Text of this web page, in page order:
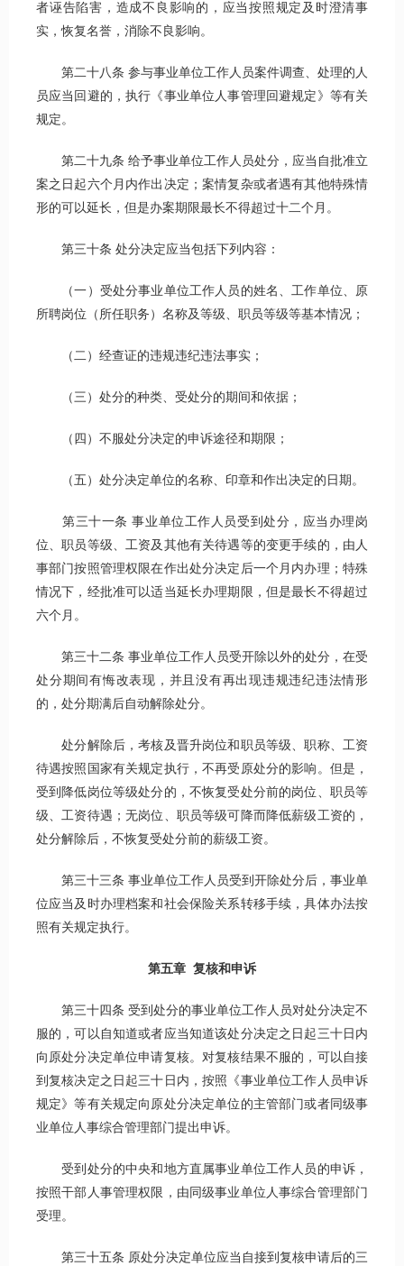
者诬告陷害，造成不良影响的，应当按照规定及时澄清事
实，恢复名誉，消除不良影响。
第二十八条 参与事业单位工作人员案件调查、处理的人
员应当回避的，执行《事业单位人事管理回避规定》等有关
规定。
第二十九条 给予事业单位工作人员处分，应当自批准立
案之日起六个月内作出决定；案情复杂或者遇有其他特殊情
形的可以延长，但是办案期限最长不得超过十二个月。
第三十条 处分决定应当包括下列内容：
（一）受处分事业单位工作人员的姓名、工作单位、原
所聘岗位（所任职务）名称及等级、职员等级等基本情况；
（二）经查证的违规违纪违法事实；
（三）处分的种类、受处分的期间和依据；
（四）不服处分决定的申诉途径和期限；
（五）处分决定单位的名称、印章和作出决定的日期。
第三十一条 事业单位工作人员受到处分，应当办理岗
位、职员等级、工资及其他有关待遇等的变更手续的，由人
事部门按照管理权限在作出处分决定后一个月内办理；特殊
情况下，经批准可以适当延长办理期限，但是最长不得超过
六个月。
第三十二条 事业单位工作人员受开除以外的处分，在受
处分期间有悔改表现，并且没有再出现违规违纪违法情形
的，处分期满后自动解除处分。
处分解除后，考核及晋升岗位和职员等级、职称、工资
待遇按照国家有关规定执行，不再受原处分的影响。但是，
受到降低岗位等级处分的，不恢复受处分前的岗位、职员等
级、工资待遇；无岗位、职员等级可降而降低薪级工资的，
处分解除后，不恢复受处分前的薪级工资。
第三十三条 事业单位工作人员受到开除处分后，事业单
位应当及时办理档案和社会保险关系转移手续，具体办法按
照有关规定执行。
第五章 复核和申诉
第三十四条 受到处分的事业单位工作人员对处分决定不
服的，可以自知道或者应当知道该处分决定之日起三十日内
向原处分决定单位申请复核。对复核结果不服的，可以自接
到复核决定之日起三十日内，按照《事业单位工作人员申诉
规定》等有关规定向原处分决定单位的主管部门或者同级事
业单位人事综合管理部门提出申诉。
受到处分的中央和地方直属事业单位工作人员的申诉，
按照干部人事管理权限，由同级事业单位人事综合管理部门
受理。
第三十五条 原处分决定单位应当自接到复核申请后的三